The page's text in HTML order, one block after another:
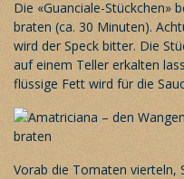
Die «Guanciale-Stückchen»
braten (ca. 30 Minuten).
wird der Speck bitter. Die
auf einem Teller erkalten
flüssige Fett wird für die
Vorab die Tomaten vierteln,